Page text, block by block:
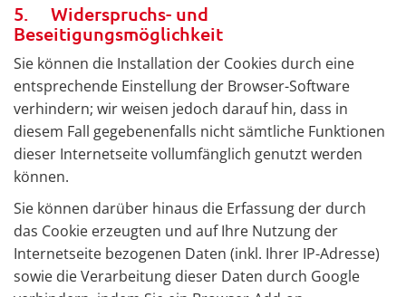
5. Widerspruchs- und
Beseitigungsmöglichkeit
Sie können die Installation der Cookies durch eine
entsprechende Einstellung der Browser-Software
verhindern; wir weisen jedoch darauf hin, dass in
diesem Fall gegebenenfalls nicht sämtliche Funktionen
dieser Internetseite vollumfänglich genutzt werden
können.
Sie können darüber hinaus die Erfassung der durch
das Cookie erzeugten und auf Ihre Nutzung der
Internetseite bezogenen Daten (inkl. Ihrer IP-Adresse)
sowie die Verarbeitung dieser Daten durch Google